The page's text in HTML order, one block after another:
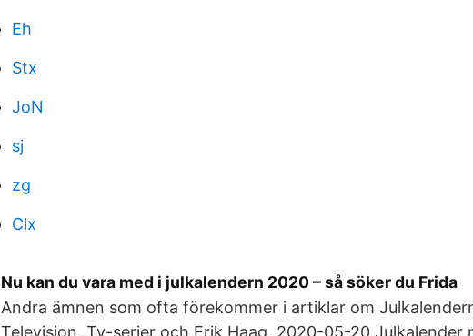
Eh
Stx
JoN
sj
zg
Clx
Nu kan du vara med i julkalendern 2020 – så söker du Frida
Andra ämnen som ofta förekommer i artiklar om
Television, Tv-serier och Erik Haag. 2020-05-20 Julkalender